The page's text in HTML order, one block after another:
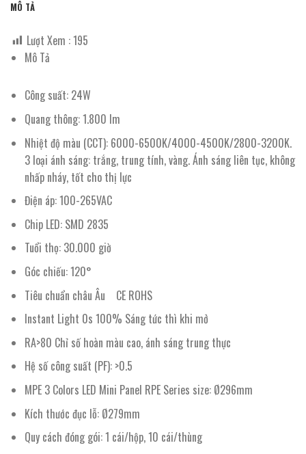
MÔ TẢ
Lượt Xem :195
Mô Tả
Công suất: 24W
Quang thông: 1.800 lm
Nhiệt độ màu (CCT): 6000-6500K/4000-4500K/2800-3200K.
3 loại ánh sáng: trắng, trung tính, vàng. Ánh sáng liên tục, không
nhấp nháy, tốt cho thị lực
Điện áp: 100-265VAC
Chip LED: SMD 2835
Tuổi thọ: 30.000 giờ
Góc chiếu: 120°
Tiêu chuẩn châu Âu CE ROHS
Instant Light 0s 100% Sáng tức thì khi mở
RA>80 Chỉ số hoàn màu cao, ánh sáng trung thực
Hệ số công suất (PF): >0.5
MPE 3 Colors LED Mini Panel RPE Series size: Ø296mm
Kích thước đục lỗ: Ø279mm
Quy cách đóng gói: 1 cái/hộp, 10 cái/thùng